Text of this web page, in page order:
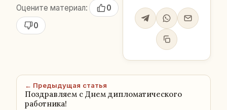
Оцените материал:
0
0
← Предыдущая статья
Поздравляем с Днем дипломатического
работника!